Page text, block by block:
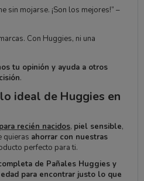
sin mojarse. ¡Son los mejores!” –
Con Huggies, ni una
tu opinión y ayuda a otros
.
ideal de Huggies en
para recién nacidos, piel sensible,
quieras ahorrar con nuestras
perfecto para ti.
de Pañales Huggies y
para encontrar justo lo que